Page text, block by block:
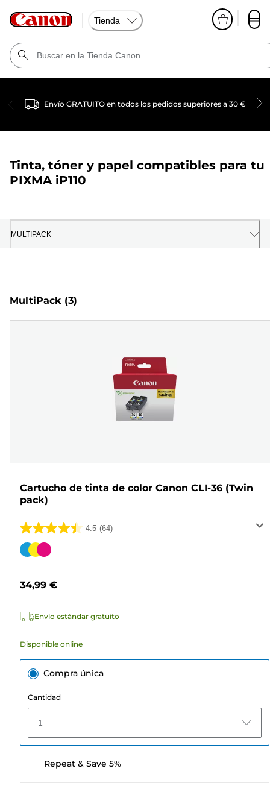
Tienda
Envío GRATUITO en todos los pedidos superiores a 30 €
Tinta, tóner y papel compatibles para tu
PIXMA iP110
MULTIPACK
MultiPack (3)
Cartucho de tinta de color Canon CLI-36 (Twin
pack)
4.5 (64)
4.5
de
64
Cartucho
34,99 €
Envío estándar gratuito
Disponible online
Compra única
Cantidad
1
Repeat & Save 5%